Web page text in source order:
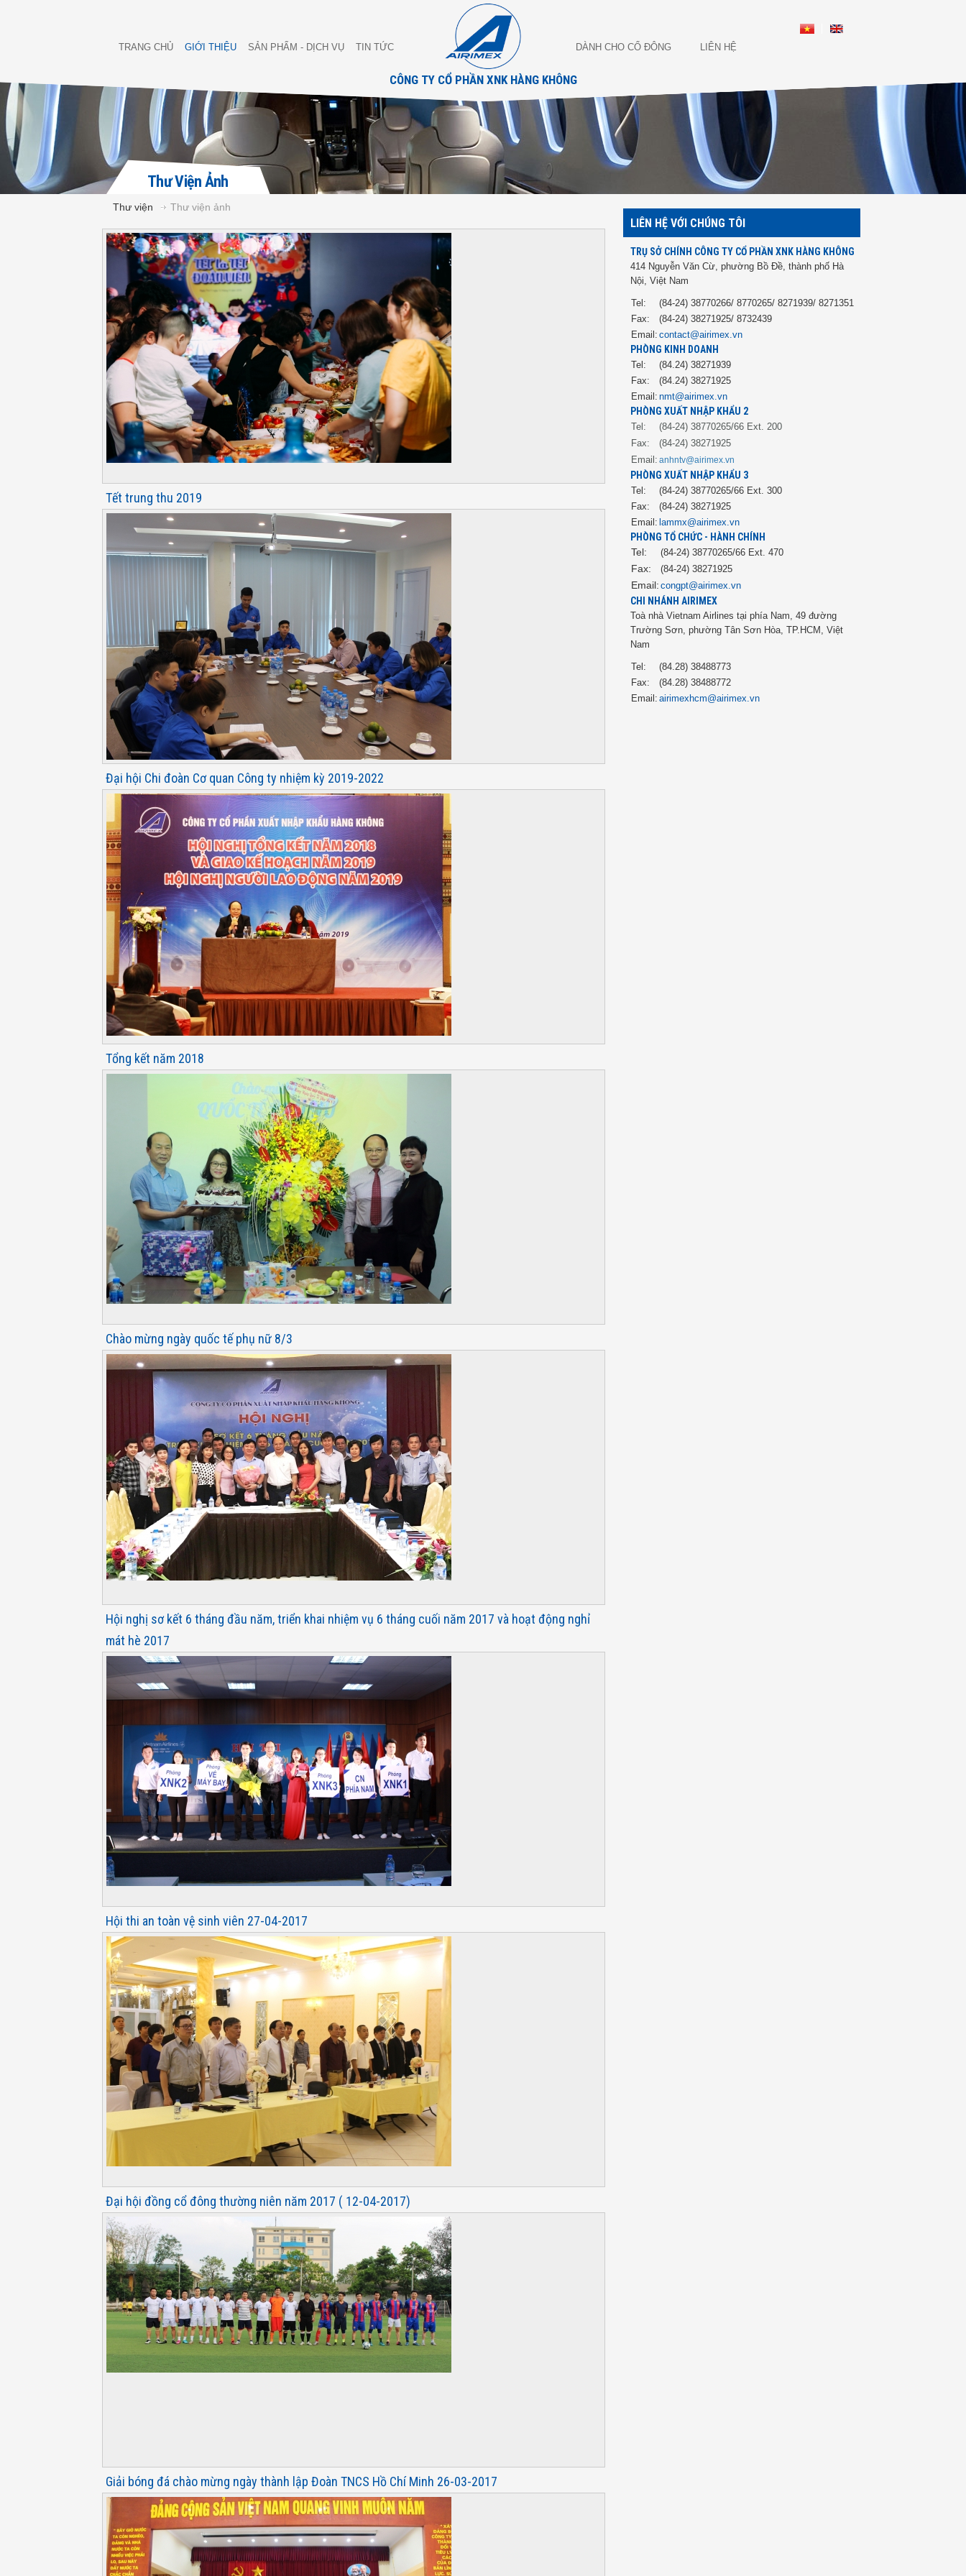
CÔNG TY CỔ PHẦN XNK HÀNG KHÔNG
TRANG CHỦ GIỚI THIỆU SẢN PHẨM - DỊCH VỤ TIN TỨC DÀNH CHO CỔ ĐÔNG LIÊN HỆ
Thư Viện Ảnh
Thư viện Thư viện ảnh
Tết trung thu 2019
Đại hội Chi đoàn Cơ quan Công ty nhiệm kỳ 2019-2022
Tổng kết năm 2018
Chào mừng ngày quốc tế phụ nữ 8/3
Hội nghị sơ kết 6 tháng đầu năm, triển khai nhiệm vụ 6 tháng cuối năm 2017 và hoạt động nghỉ
mát hè 2017
Hội thi an toàn vệ sinh viên 27-04-2017
Đại hội đồng cổ đông thường niên năm 2017 ( 12-04-2017)
Giải bóng đá chào mừng ngày thành lập Đoàn TNCS Hồ Chí Minh 26-03-2017
LIÊN HỆ VỚI CHÚNG TÔI
TRỤ SỞ CHÍNH CÔNG TY CỔ PHẦN XNK HÀNG KHÔNG
414 Nguyễn Văn Cừ, phường Bồ Đề, thành phố Hà
Nội, Việt Nam
Tel:
(84-24) 38770266/ 8770265/ 8271939/ 8271351
Fax:
(84-24) 38271925/ 8732439
Email: contact@airimex.vn
PHÒNG KINH DOANH
Tel:
(84.24) 38271939
Fax:
(84.24) 38271925
Email: nmt@airimex.vn
PHÒNG XUẤT NHẬP KHẨU 2
Tel: (84-24) 38770265/66 Ext. 200
Fax:
(84-24) 38271925
Email: anhntv@airimex.vn
PHÒNG XUẤT NHẬP KHẨU 3
Tel:
(84-24) 38770265/66 Ext. 300
Fax:
(84-24) 38271925
Email: lammx@airimex.vn
PHÒNG TỔ CHỨC - HÀNH CHÍNH
Tel:
(84-24) 38770265/66 Ext. 470
Fax: (84-24) 38271925
Email: congpt@airimex.vn
CHI NHÁNH AIRIMEX
Toà nhà Vietnam Airlines tại phía Nam, 49 đường
Trường Sơn, phường Tân Sơn Hòa, TP.HCM, Việt
Nam
Tel:
(84.28) 38488773
Fax:
(84.28) 38488772
Email: airimexhcm@airimex.vn